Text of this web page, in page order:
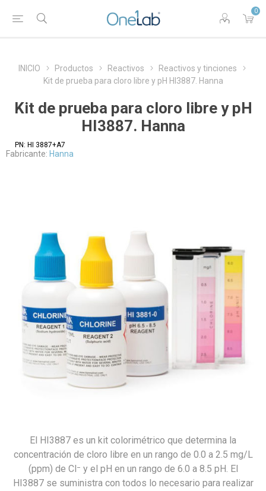
0
INICIO Productos Reactivos
Reactivos y tinciones
Kit de prueba para cloro libre y pH HI3887. Hanna
Kit de prueba para cloro libre y pH
HI3887. Hanna
PN: HI 3887+A7
Fabricante: Hanna
El HI3887 es un kit colorimétrico que determina la
concentración de cloro libre en un rango de 0.0 a 2.5 mg/L
(ppm) de Cl⁻ y el pH en un rango de 6.0 a 8.5 pH. El
HI3887 se suministra con todos lo necesario para realizar